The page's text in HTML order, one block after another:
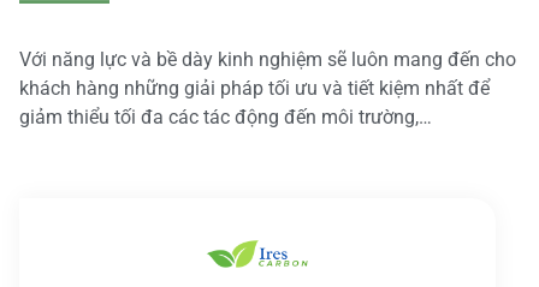
Với năng lực và bề dày kinh nghiệm sẽ luôn mang đến cho
khách hàng những giải pháp tối ưu và tiết kiệm nhất để
giảm thiểu tối đa các tác động đến môi trường,…